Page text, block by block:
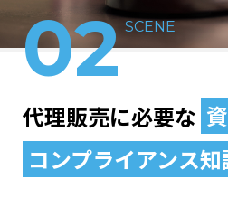
02 SCENE
代理販売に必要な
コンプライアンス